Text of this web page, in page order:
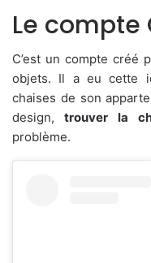
Le compte
C’est un compte créé
objets. Il a eu cette
chaises de son
design, trouver la
problème.